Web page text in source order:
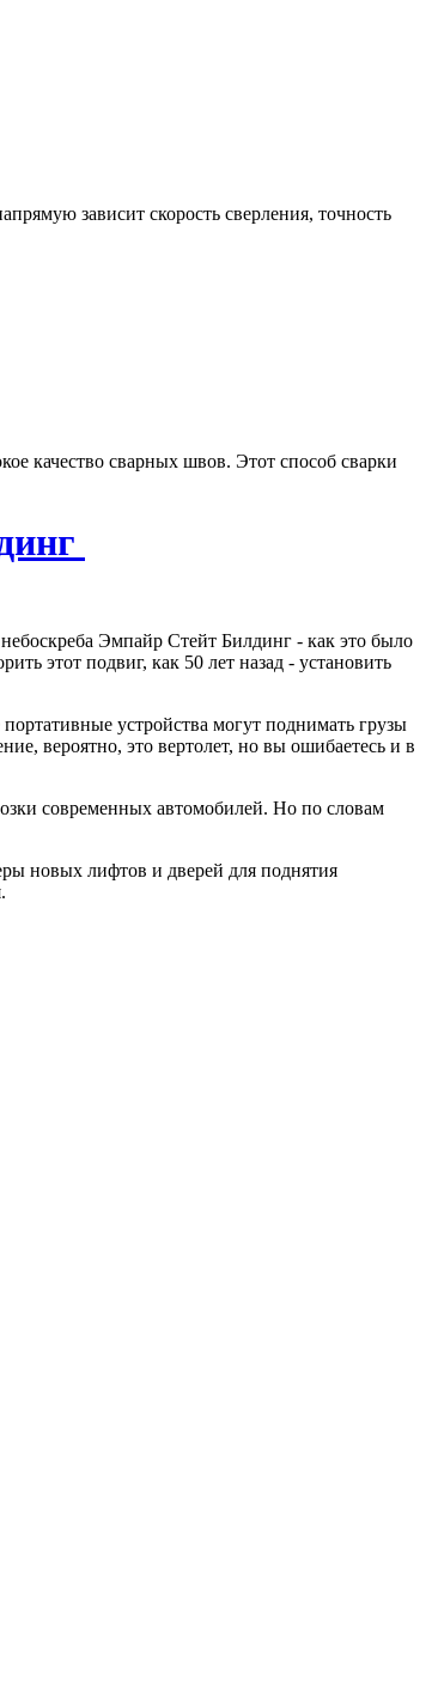
зависит скорость сверления, точность
качество сварных швов. Этот способ сварки
Эмпайр Стейт Билдинг - как это было
этот подвиг, как 50 лет назад - установить
устройства могут поднимать грузы
вероятно, это вертолет, но вы ошибаетесь и в
современных автомобилей. Но по словам
новых лифтов и дверей для поднятия